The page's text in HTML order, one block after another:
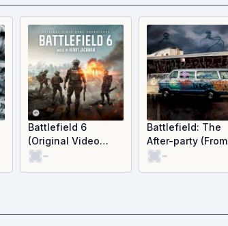
Battlefield 6
(Original Video
Game Soundtrack)
-
Battlefield: The
After-party (From
"Battlefield 6")
-